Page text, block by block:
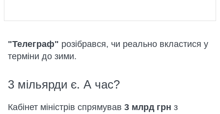
"Телеграф" розібрався, чи реально вкластися у
терміни до зими.
3 мільярди є. А час?
Кабінет міністрів спрямував 3 млрд грн з